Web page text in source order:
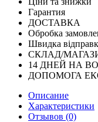
Гарантия
ДОСТАВКА
Обробка
Швидка
СКЛАД/
14 ДНЕЙ НА
ДОПОМОГА
Описание
Характеристики
Отзывов (0)